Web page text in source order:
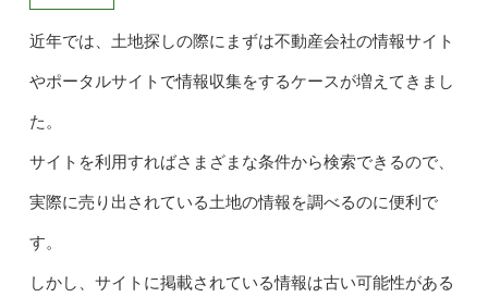
近年では、土地探しの際にまずは不動産会社の情報サイト
やポータルサイトで情報収集をするケースが増えてきまし
た。
サイトを利用すればさまざまな条件から検索できるので、
実際に売り出されている土地の情報を調べるのに便利で
す。
しかし、サイトに掲載されている情報は古い可能性がある